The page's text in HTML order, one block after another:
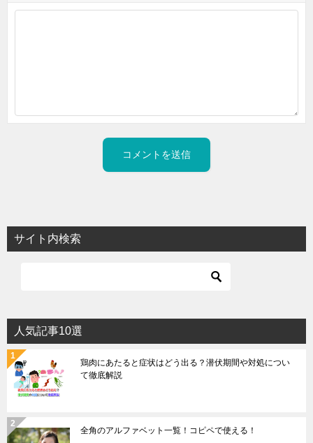
サイト内検索
人気記事10選
鶏肉にあたると症状はどう出る？潜伏期間や対処につい
て徹底解説
全角のアルファベット一覧！コピペで使える！